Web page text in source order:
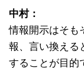
中村：
情報開示はそも
報、言い換える
することが目的